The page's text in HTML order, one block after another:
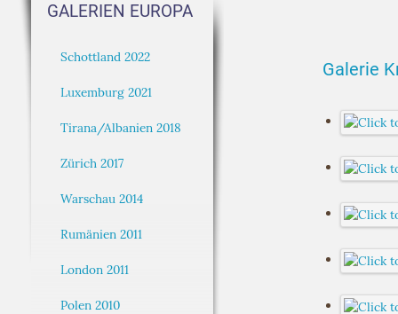
Galerie
GALERIEN EUROPA
Schottland 2022
Luxemburg 2021
Tirana/Albanien 2018
Zürich 2017
Warschau 2014
Rumänien 2011
London 2011
Polen 2010